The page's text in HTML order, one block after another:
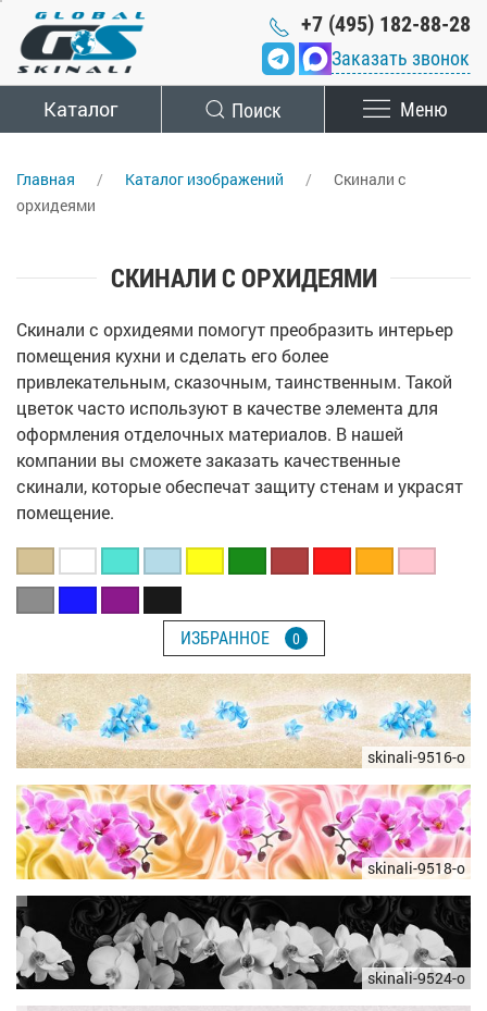
+7 (495) 182-88-28
Заказать звонок
Каталог Поиск Меню
Главная Каталог изображений
Скинали с
орхидеями
СКИНАЛИ С ОРХИДЕЯМИ
Скинали с орхидеями помогут преобразить интерьер
помещения кухни и сделать его более
привлекательным, сказочным, таинственным. Такой
цветок часто используют в качестве элемента для
оформления отделочных материалов. В нашей
компании вы сможете заказать качественные
скинали, которые обеспечат защиту стенам и украсят
помещение.
ИЗБРАННОЕ 0
skinali-9516-o
skinali-9518-o
skinali-9524-o